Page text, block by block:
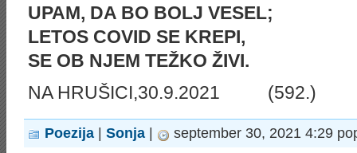
UPAM, DA BO BOLJ VESEL;
LETOS COVID SE KREPI,
SE OB NJEM TEŽKO ŽIVI.
NA HRUŠICI,30.9.2021 (592.)
Poezija Sonja september 30, 2021 4:29